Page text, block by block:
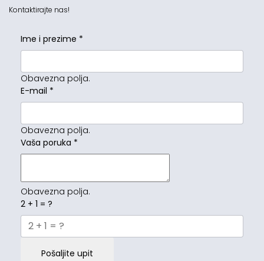
Kontaktirajte nas!
Ime i prezime *
Obavezna polja.
E-mail *
Obavezna polja.
Vaša poruka *
Obavezna polja.
2 + 1 = ?
Pošaljite upit